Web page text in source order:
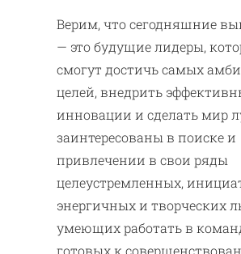
Верим, что сегодняшние
— это будущие лидеры,
смогут достичь самых
целей, внедрить
инновации и сделать мир
заинтересованы в поиске и
привлечении в свои ряды
целеустремленных,
энергичных и творческих
умеющих работать в